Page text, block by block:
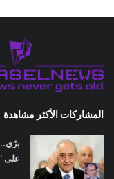
المشاركات الأكثر مشاهدة
على